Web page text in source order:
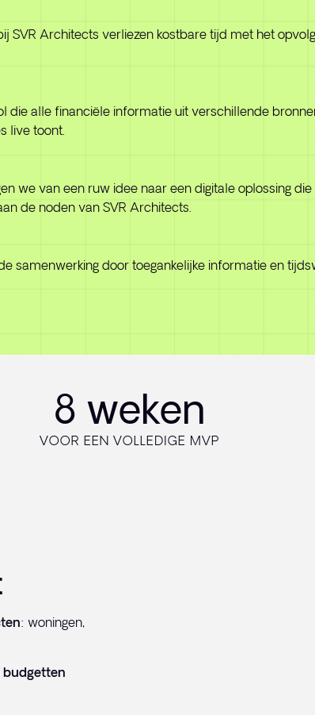
SVR Architects verliezen kostbare tijd met het
die alle financiële informatie uit verschillende
live toont.
we van een ruw idee naar een digitale oplossing
de noden van SVR Architects.
samenwerking door toegankelijke informatie en
8 weken
VOOR EEN VOLLEDIGE MVP
: woningen,
budgetten